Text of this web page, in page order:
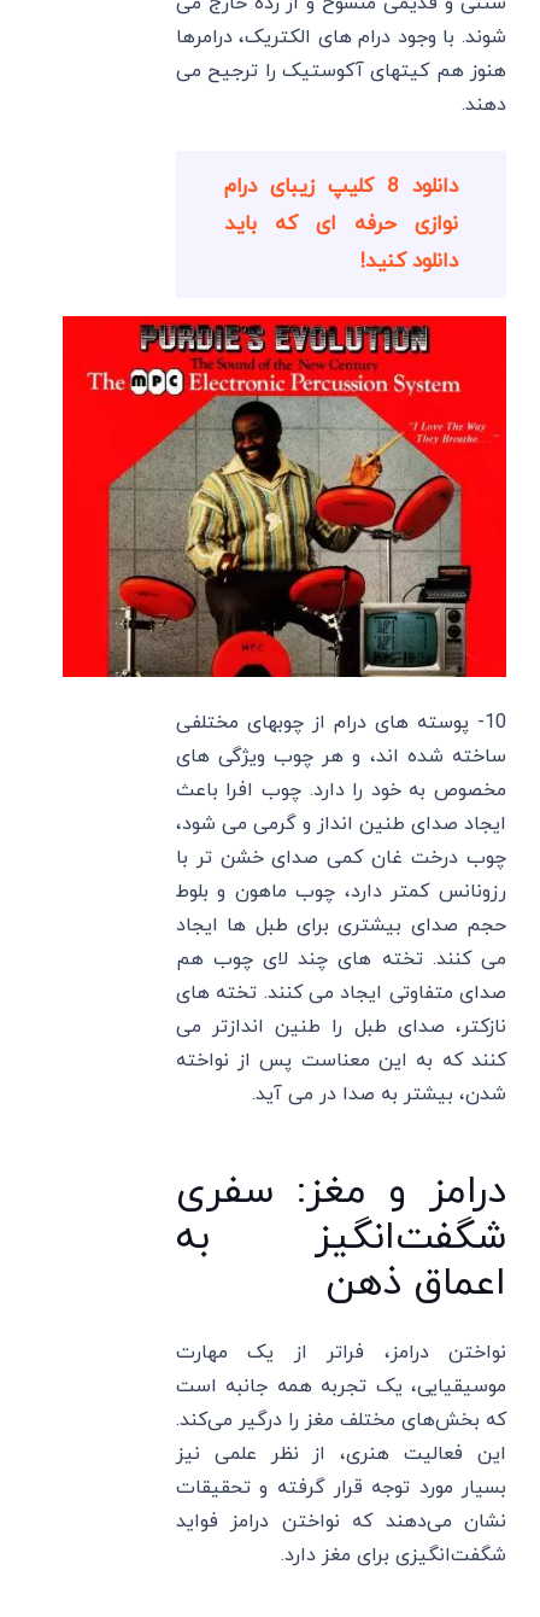
شوند. با وجود درام های الکتریک، درامرها
هنوز هم کیتهای آکوستیک را ترجیح می
دهند.
دانلود 8 کلیپ زیبای درام
نوازی حرفه ای که باید
دانلود کنید!
10- پوسته های درام از چوبهای مختلفی
ساخته شده اند، و هر چوب ویژگی های
مخصوص به خود را دارد. چوب افرا باعث
ایجاد صدای طنین انداز و گرمی می شود،
چوب درخت غان کمی صدای خشن تر با
رزونانس کمتر دارد، چوب ماهون و بلوط
حجم صدای بیشتری برای طبل ها ایجاد
می کنند. تخته های چند لای چوب هم
صدای متفاوتی ایجاد می کنند. تخته های
نازکتر، صدای طبل را طنین اندازتر می
کنند که به این معناست پس از نواخته
شدن، بیشتر به صدا در می آید.
درامز و مغز: سفری
شگفت‌انگیز به
اعماق ذهن
نواختن درامز، فراتر از یک مهارت
موسیقیایی، یک تجربه همه جانبه است
که بخش‌های مختلف مغز را درگیر می‌کند.
این فعالیت هنری، از نظر علمی نیز
بسیار مورد توجه قرار گرفته و تحقیقات
نشان می‌دهند که نواختن درامز فواید
شگفت‌انگیزی برای مغز دارد.